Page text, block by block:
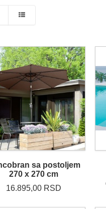
sa postoljem
270 x 270 cm
16.895,00 RSD